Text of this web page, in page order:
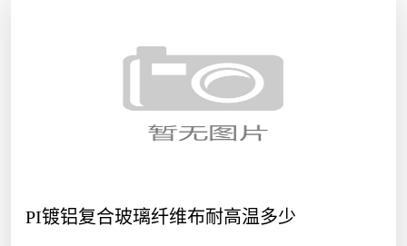
PI镀铝复合玻璃纤维布耐高温多少